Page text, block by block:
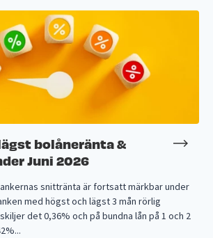
bolåneränta &
Juni 2026
snittränta är fortsatt märkbar under
med högst och lägst 3 mån rörlig
det 0,36% och på bundna lån på 1 och 2